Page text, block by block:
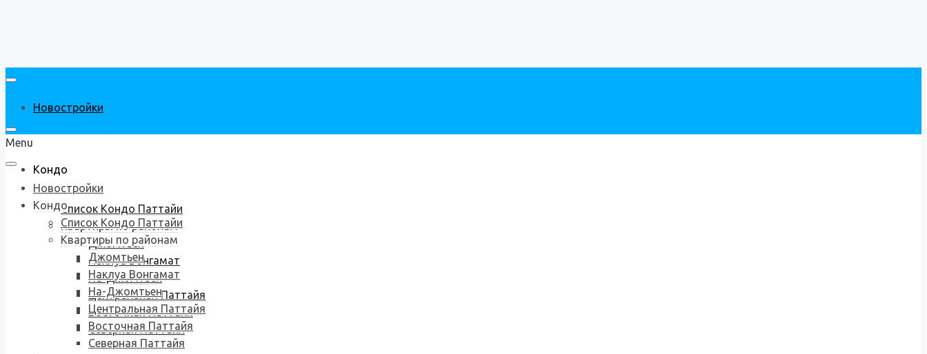
Новостройки
Кондо
Список Кондо Паттайи
Квартиры по районам
Джомтьен
Наклуа Вонгамат
На-Джомтьен
Центральная Паттайя
Восточная Паттайя
Северная Паттайя
Menu
Новостройки
Кондо
Список Кондо Паттайи
Квартиры по районам
Джомтьен
Наклуа Вонгамат
На-Джомтьен
Центральная Паттайя
Восточная Паттайя
Северная Паттайя